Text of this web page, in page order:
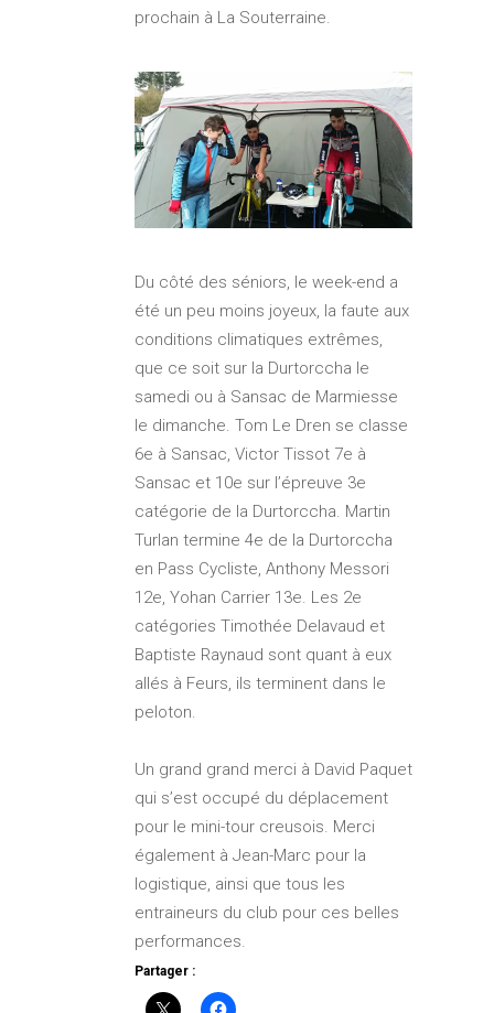
prochain à La Souterraine.
Du côté des séniors, le week-end a
été un peu moins joyeux, la faute aux
conditions climatiques extrêmes,
que ce soit sur la Durtorccha le
samedi ou à Sansac de Marmiesse
le dimanche. Tom Le Dren se classe
6e à Sansac, Victor Tissot 7e à
Sansac et 10e sur l’épreuve 3e
catégorie de la Durtorccha. Martin
Turlan termine 4e de la Durtorccha
en Pass Cycliste, Anthony Messori
12e, Yohan Carrier 13e. Les 2e
catégories Timothée Delavaud et
Baptiste Raynaud sont quant à eux
allés à Feurs, ils terminent dans le
peloton.
Un grand grand merci à David Paquet
qui s’est occupé du déplacement
pour le mini-tour creusois. Merci
également à Jean-Marc pour la
logistique, ainsi que tous les
entraineurs du club pour ces belles
performances.
Partager :